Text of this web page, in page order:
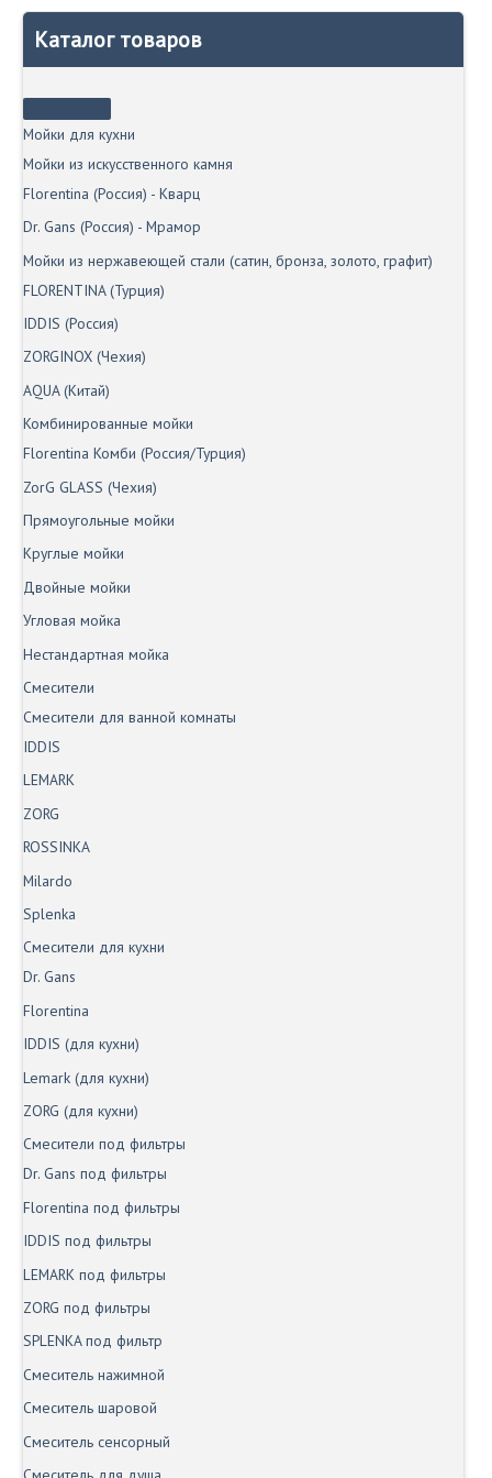
Каталог товаров
Мойки для кухни
Мойки из искусственного камня
Florentina (Россия) - Кварц
Dr. Gans (Россия) - Мрамор
Мойки из нержавеющей стали (сатин, бронза, золото, графит)
FLORENTINA (Турция)
IDDIS (Россия)
ZORGINOX (Чехия)
AQUA (Китай)
Комбинированные мойки
Florentina Комби (Россия/Турция)
ZorG GLASS (Чехия)
Прямоугольные мойки
Круглые мойки
Двойные мойки
Угловая мойка
Нестандартная мойка
Смесители
Смесители для ванной комнаты
IDDIS
LEMARK
ZORG
ROSSINKA
Milardo
Splenka
Смесители для кухни
Dr. Gans
Florentina
IDDIS (для кухни)
Lemark (для кухни)
ZORG (для кухни)
Смесители под фильтры
Dr. Gans под фильтры
Florentina под фильтры
IDDIS под фильтры
LEMARK под фильтры
ZORG под фильтры
SPLENKA под фильтр
Смеситель нажимной
Смеситель шаровой
Смеситель сенсорный
можно